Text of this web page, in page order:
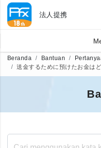
法人提携
Beranda Bantuan
送金するために預けたお金は